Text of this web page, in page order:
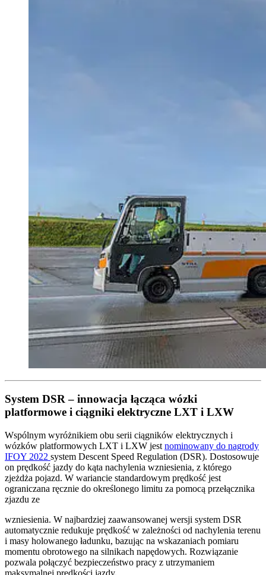
System DSR – innowacja łącząca wózki
platformowe i ciągniki elektryczne LXT i LXW
Wspólnym wyróżnikiem obu serii ciągników elektrycznych i
wózków platformowych LXT i LXW jest nominowany do nagrody
IFOY 2022 system Descent Speed Regulation (DSR). Dostosowuje
on prędkość jazdy do kąta nachylenia wzniesienia, z którego
zjeżdża pojazd. W wariancie standardowym prędkość jest
ograniczana ręcznie do określonego limitu za pomocą przełącznika
zjazdu ze
wzniesienia. W najbardziej zaawansowanej wersji system DSR
automatycznie redukuje prędkość w zależności od nachylenia terenu
i masy holowanego ładunku, bazując na wskazaniach pomiaru
momentu obrotowego na silnikach napędowych. Rozwiązanie
pozwala połączyć bezpieczeństwo pracy z utrzymaniem
maksymalnej prędkości jazdy.